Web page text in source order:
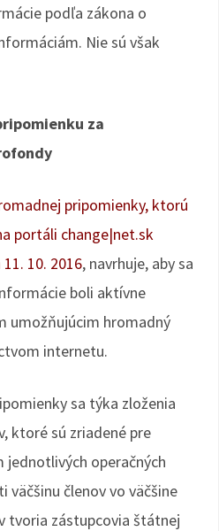
podľa zákona o
Nie sú však
za
pripomienky, ktorú
portáli change|net.sk
10. 2016, navrhuje, aby sa
boli aktívne
umožňujúcim hromadný
internetu.
sa týka zloženia
ktoré sú zriadené pre
operačných
väčšinu členov vo väčšine
tvoria zástupcovia štátnej